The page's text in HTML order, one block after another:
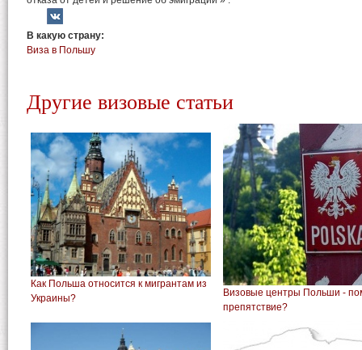
В какую страну:
Виза в Польшу
Другие визовые статьи
Как Польша относится к мигрантам из
Украины?
Визовые центры Польши -
препятствие?